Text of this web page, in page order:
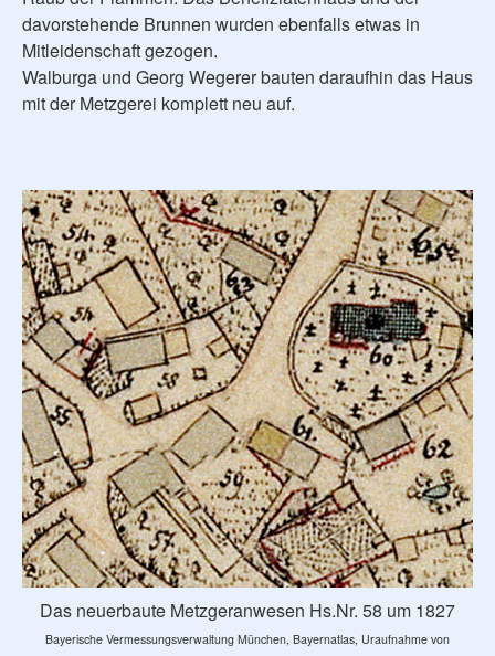
davorstehende Brunnen wurden ebenfalls etwas in
Mitleidenschaft gezogen.
Walburga und Georg Wegerer bauten daraufhin das Haus
mit der Metzgerei komplett neu auf.
Das neuerbaute Metzgeranwesen Hs.Nr. 58 um 1827
Bayerische Vermessungsverwaltung München, Bayernatlas, Uraufnahme von